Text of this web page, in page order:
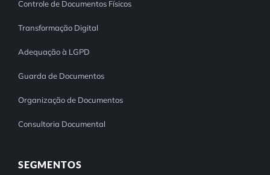
Controle de Documentos Físicos
Transformação Digital
Adequação à LGPD
Guarda de Documentos
Organização de Documentos
Consultoria Documental
SEGMENTOS